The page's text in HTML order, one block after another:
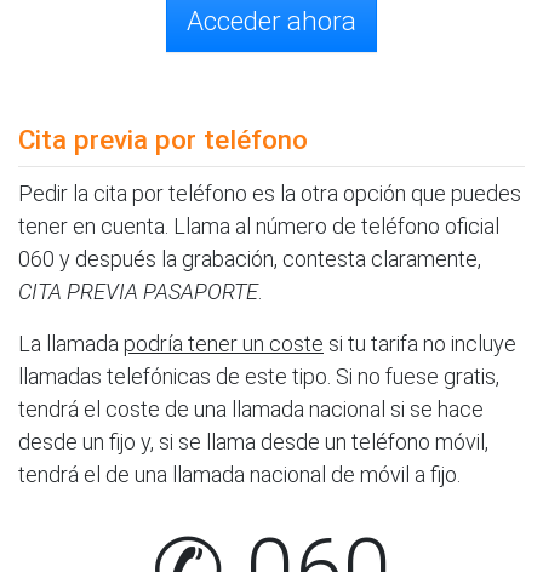
Acceder ahora
Cita previa por teléfono
Pedir la cita por teléfono es la otra opción que puedes
tener en cuenta. Llama al número de teléfono oficial
060 y después la grabación, contesta claramente,
CITA PREVIA PASAPORTE.
La llamada podría tener un coste si tu tarifa no incluye
llamadas telefónicas de este tipo. Si no fuese gratis,
tendrá el coste de una llamada nacional si se hace
desde un fijo y, si se llama desde un teléfono móvil,
tendrá el de una llamada nacional de móvil a fijo.